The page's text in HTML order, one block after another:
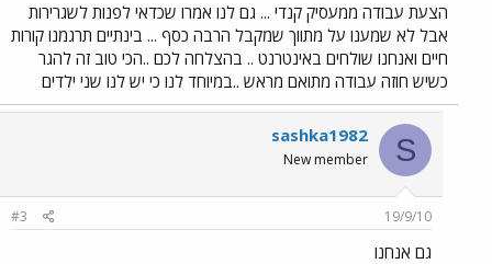
הצעת עבודה ממעסיק קנדי ... גם לנו אמרו שכדאי לפנות לשגרירות
אבל לא שמענו על מתווך שמקבל הרבה כסף ... בינתיים תרגמנו קורות
חיים ואנחנו שולחים באינטרנט .. בהצלחה לכם ..הכי טוב זה להגר
כשיש חוזה עבודה מתואם מראש ..במיוחד לנו כי יש לנו שני ילדים
S
sashka1982
New member
19/9/10
#3
גם אנחנו